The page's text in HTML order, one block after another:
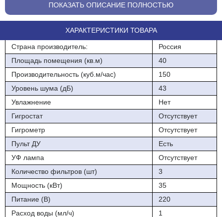
аллергии, астмы, поллиноза, а также воздушно-капельных
инфекций. Tion Clever совместим с системой умного
управляет очистителем-обеззараживателем Tion Clever с
помощью смартфона.
Размещение: настенное. Оптимальным местом для установки
Tion Clever является стена, удаленная от входной двери или
окон.
Размещение: настенное
2 скорости работы: 100/150 м3/ч
Очистка воздуха от пыли, аллергенов, газов и запахов (фильтры
G4 + НЕРА + АК)+ Электростатический блок.
Префильтр G-4 задерживает крупные частица загрязнений
(пыли, пуха, шерсти животных и т.д.) с эффективностью
фильтрации класса G-4.
Электростатический блок заряжает частицы и микроорганизмы.
ПОКАЗАТЬ ОПИСАНИЕ ПОЛНОСТЬЮ
ХАРАКТЕРИСТИКИ ТОВАРА
Страна производитель:
Россия
Площадь помещения (кв.м)
40
Производительность (куб.м/час)
150
Уровень шума (дБ)
43
Увлажнение
Нет
Гигростат
Отсутствует
Гигрометр
Отсутствует
Пульт ДУ
Есть
УФ лампа
Отсутствует
Количество фильтров (шт)
3
Мощность (кВт)
35
Питание (В)
220
Расход воды (мл/ч)
1